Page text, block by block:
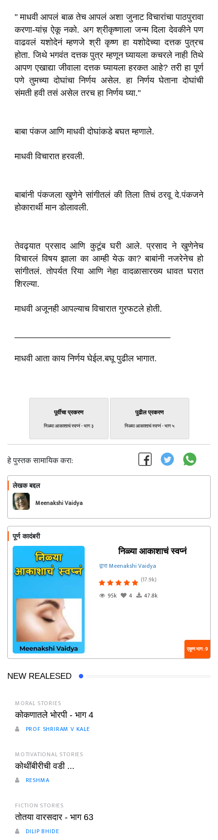
" माधवी आपलं बाळ तेच आपलं अशा जुनाट विचारांचा पाठपुरावा
करणा-यांच़ ऐकू नको. अग श्रीकृष्णाला जन्म दिला देवकीने पण
वाढवलं यशोदेनं म्हणजे श्री कृष्ण हा यशोदेच्या दत्तक पुत्रच
होता. जिथे भगवंत दत्तक पुत्र म्हणून घ्यायला कचरले नाही तिथे
आपण एखाद्या जीवाला दत्तक घ्यायला हरकत आहे? तरी हा पूर्ण
पणे तुमच्या दोघांचा निर्णय असेल. हा निर्णय घेताना दोघांची
संमती हवी तसं असेल तरच हा निर्णय घ्या."
बाबा पंकज आणि माधवी दोघांकडे बघत म्हणाले.
माधवी विचारात हरवली.
बाबांनी पंकजला खुणेने सांगीतलं की तिला तिचं ठरवू दे.पंकजने
होकारार्थी मान डोलावली.
तेवढ्यात प्रसाद आणि कुटूंब घरी आले. प्रसाद ने खुणेनेच
विचारलं विषय झाला का आम्ही येऊ का? बाबांनी नजरेनेच हो
सांगीतलं. तोपर्यत रिया आणि नेहा वादळासारख्य धावत घरात
शिरल्या.
माधवी अजूनही आपल्याच विचारात गुरफटले होती.
माधवी आता काय निर्णय घेईल.बघू पुढील भागात.
पूर्वीचा प्रकरण
निळ्या आकाशाचं स्वप्नं - भाग ३
पुढील प्रकरण
निळ्या आकाशाचं स्वप्नं - भाग ५
हे पुस्तक सामायिक करा:
लेखक बद्दल
Meenakshi Vaidya
पूर्ण कादंबरी
निळ्या आकाशाचं स्वप्नं
द्वारा Meenakshi Vaidya
(17.9k)
95k
4 47.8k
एकूण भाग : 9
NEW REALESED
MORAL STORIES
कोकणातले भोरपी - भाग 4
PROF SHRIRAM V KALE
MOTIVATIONAL STORIES
कोथींबीरीची वडी ...
RESHMA
FICTION STORIES
तोतया वारसदार - भाग 63
DILIP BHIDE